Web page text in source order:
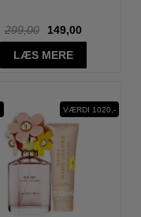
299,00
149,00
LÆS MERE
VÆRDI 1020,-